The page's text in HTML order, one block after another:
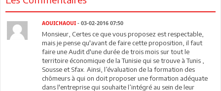
AOUICHAOUI - 03-02-2016 07:50
Monsieur, Certes ce que vous proposez est respectable,
mais je pense qu'avant de faire cette proposition, il faut
faire une Audit d'une durée de trois mois sur tout le
territoire économique de la Tunisie qui se trouve à Tunis ,
Sousse et Sfax. Ainsi, l’évaluation de la formation des
chômeurs à qui on doit proposer une formation adéquate
dans l'entreprise qui souhaite l’intégré au sein de leur